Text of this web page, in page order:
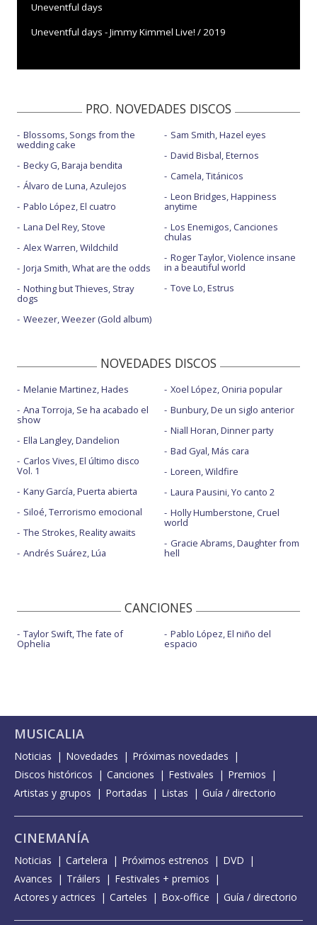
Uneventful days
Uneventful days - Jimmy Kimmel Live! / 2019
PRO. NOVEDADES DISCOS
Blossoms, Songs from the
wedding cake
Becky G, Baraja bendita
Álvaro de Luna, Azulejos
Pablo López, El cuatro
Lana Del Rey, Stove
Alex Warren, Wildchild
Jorja Smith, What are the odds
Nothing but Thieves, Stray
dogs
Weezer, Weezer (Gold album)
Sam Smith, Hazel eyes
David Bisbal, Eternos
Camela, Titánicos
Leon Bridges, Happiness
anytime
Los Enemigos, Canciones
chulas
Roger Taylor, Violence insane
in a beautiful world
Tove Lo, Estrus
NOVEDADES DISCOS
Melanie Martinez, Hades
Ana Torroja, Se ha acabado el
show
Ella Langley, Dandelion
Carlos Vives, El último disco
Vol. 1
Kany García, Puerta abierta
Siloé, Terrorismo emocional
The Strokes, Reality awaits
Andrés Suárez, Lúa
Xoel López, Oniria popular
Bunbury, De un siglo anterior
Niall Horan, Dinner party
Bad Gyal, Más cara
Loreen, Wildfire
Laura Pausini, Yo canto 2
Holly Humberstone, Cruel
world
Gracie Abrams, Daughter from
hell
CANCIONES
Taylor Swift, The fate of
Ophelia
Pablo López, El niño del
espacio
MUSICALIA
Noticias Novedades
Próximas novedades
Discos históricos
Canciones Festivales
Premios
Artistas y grupos
Portadas Listas Guía / directorio
CINEMANÍA
Noticias Cartelera Próximos estrenos
DVD
Avances
Tráilers
Festivales + premios
Actores y actrices
Carteles Box-office Guía / directorio